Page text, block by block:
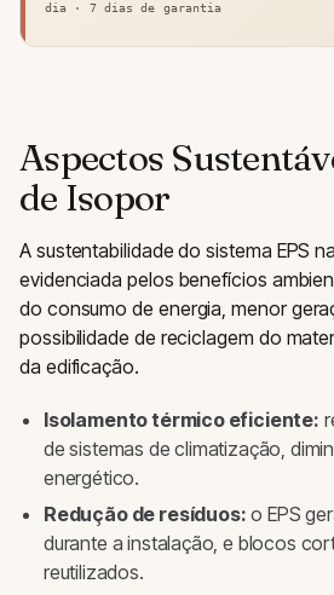
dia · 7 dias de garantia
Aspectos
de Isopor
A sustentabilidade do sistema EPS
evidenciada pelos benefícios
do consumo de energia, menor
possibilidade de reciclagem do
da edificação.
Isolamento térmico eficiente:
de sistemas de climatização,
energético.
Redução de resíduos: o EPS
durante a instalação, e blocos
reutilizados.